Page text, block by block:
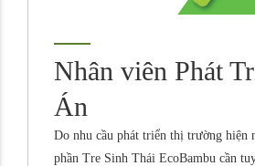
Nhân viên Phát
Án
Do nhu cầu phát triển thị trường hiện
phần Tre Sinh Thái EcoBambu cần